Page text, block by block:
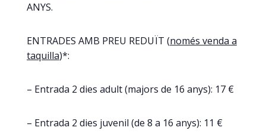
ANYS.
ENTRADES AMB PREU REDUÏT (només venda a
taquilla)*:
– Entrada 2 dies adult (majors de 16 anys): 17 €
– Entrada 2 dies juvenil (de 8 a 16 anys): 11 €